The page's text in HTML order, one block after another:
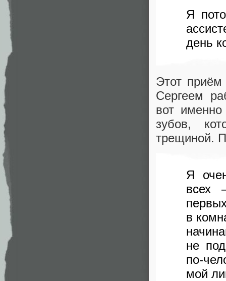
Я
день
Этот
Сергеем
вот
зубов,
трещиной.
Я
всех
в
не
по-
мой